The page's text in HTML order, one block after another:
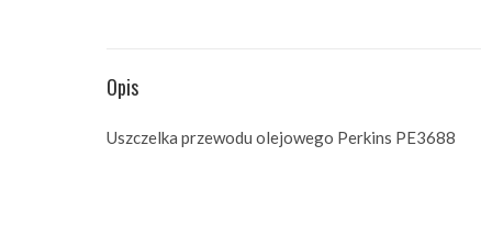
Opis
Uszczelka przewodu olejowego Perkins PE3688